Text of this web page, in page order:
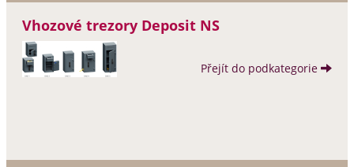
Vhozové trezory Deposit NS
Přejít do podkategorie